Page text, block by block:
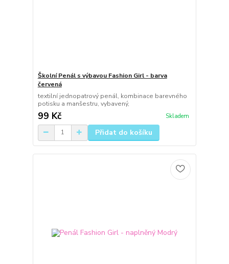
Školní Penál s výbavou Fashion Girl - barva
červená
textilní jednopatrový penál, kombinace barevného
potisku a manšestru, vybavený,
99 Kč Skladem
Přidat do košíku